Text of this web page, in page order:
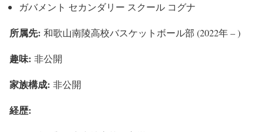
ガバメント セカンダリー スクール コグナ
所属先: 和歌山南陵高校バスケットボール部 (2022年 – )
趣味: 非公開
家族構成: 非公開
経歴: